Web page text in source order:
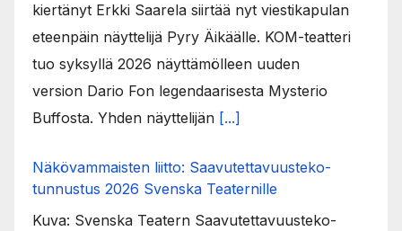
kiertänyt Erkki Saarela siirtää nyt viestikapulan
eteenpäin näyttelijä Pyry Äikäälle. KOM-teatteri
tuo syksyllä 2026 näyttämölleen uuden
version Dario Fon legendaarisesta Mysterio
Buffosta. Yhden näyttelijän [...]
Näkövammaisten liitto: Saavutettavuusteko-
tunnustus 2026 Svenska Teaternille
Kuva: Svenska Teatern Saavutettavuusteko-